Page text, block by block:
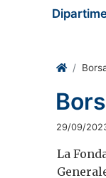
Home
29/09/
La